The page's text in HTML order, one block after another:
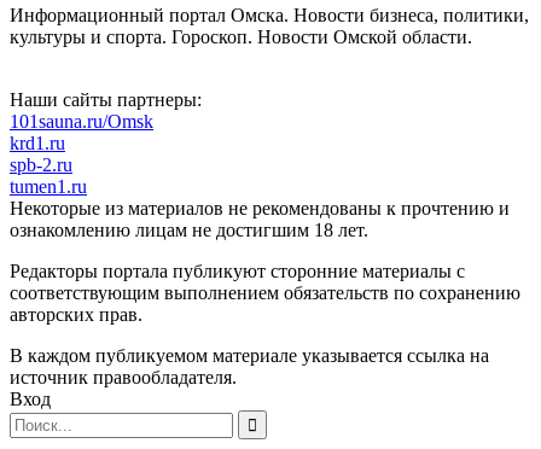
Информационный портал Омска. Новости бизнеса, политики,
культуры и спорта. Гороскоп. Новости Омской области.
Наши сайты партнеры:
101sauna.ru/Omsk
krd1.ru
spb-2.ru
tumen1.ru
Некоторые из материалов не рекомендованы к прочтению и
ознакомлению лицам не достигшим 18 лет.
Редакторы портала публикуют сторонние материалы с
соответствующим выполнением обязательств по сохранению
авторских прав.
В каждом публикуемом материале указывается ссылка на
источник правообладателя.
Вход